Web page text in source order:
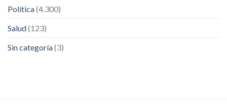
Política(4.300)
Salud(123)
Sin categoría(3)